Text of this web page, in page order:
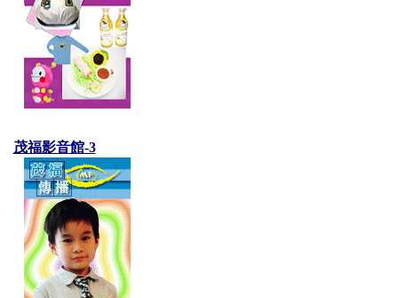
茂福影音館-3